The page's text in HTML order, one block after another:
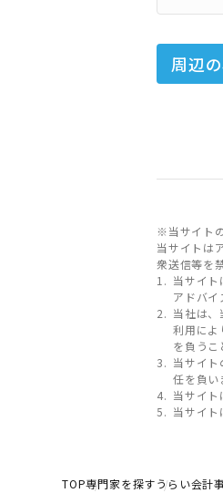
周辺
※当サイト
当サイトは
衆送信等を
当サイ
アドバイ
当社は
利用によ
を負うこ
当サイ
任を負い
当サイト
当サイ
TOP専門家を探すうらい会計